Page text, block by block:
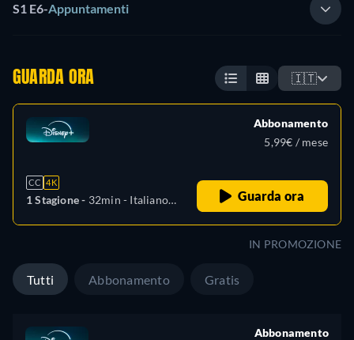
S1 E6-Appuntamenti
GUARDA ORA 🇮🇹
CC 4K
1 Stagione - 32min - Italiano,
Abbonamento
5,99€ / mese
Guarda ora
IN PROMOZIONE
Tutti Abbonamento Gratis
Abbonamento